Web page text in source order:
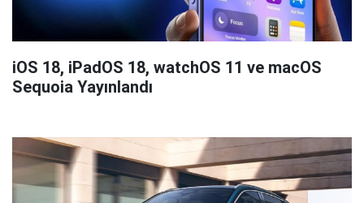
iOS 18, iPadOS 18, watchOS 11 ve macOS
Sequoia Yayınlandı